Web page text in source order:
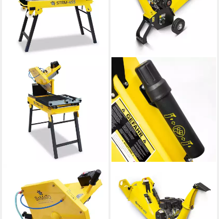
Steintrenner STRM-455
Steintrennmaschine 2,2 kW
450mm Diamanttrennscheibe
Häcksler HACK-100, 10 cm
max. Astdurchmesser, (1-St),
kompakter Häcksler,